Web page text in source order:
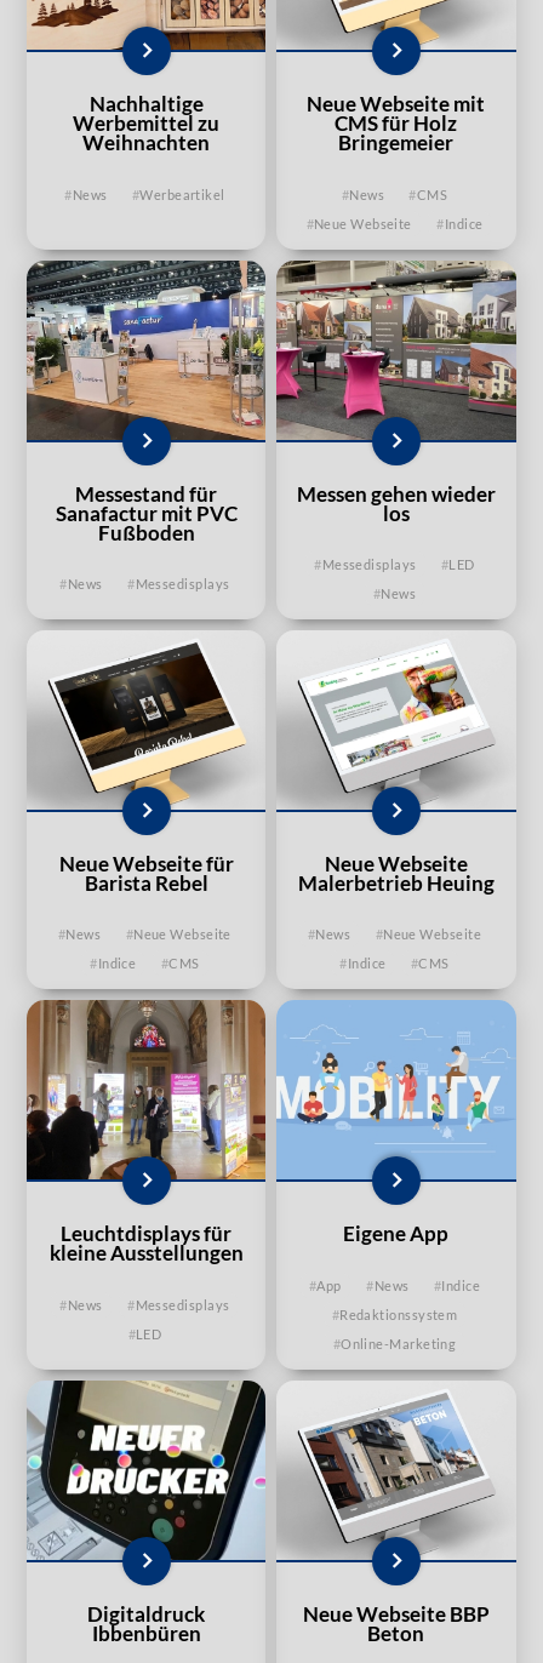
Nachhaltige
Werbemittel zu
Weihnachten
News Werbeartikel
Neue Webseite mit
CMS für Holz
Bringemeier
News
CMS
Neue Webseite
Indice
Messestand für
Sanafactur mit PVC
Fußboden
News Messedisplays
Messen gehen wieder
los
Messedisplays
LED
News
Neue Webseite für
Barista Rebel
News
Neue Webseite
Indice
CMS
Neue Webseite
Malerbetrieb Heuing
News
Neue Webseite
Indice
CMS
Leuchtdisplays für
kleine Ausstellungen
News
Messedisplays
LED
Eigene App
App News
Indice
Redaktionssystem
Online-Marketing
Digitaldruck
Ibbenbüren
Neue Webseite BBP
Beton